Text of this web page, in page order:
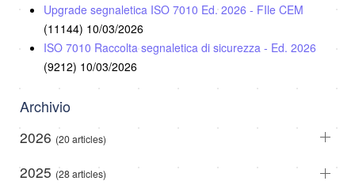
Upgrade segnaletica ISO 7010 Ed. 2026 - FIle CEM
(11144) 10/03/2026
ISO 7010 Raccolta segnaletica di sicurezza - Ed. 2026
(9212) 10/03/2026
Archivio
2026 (20 articles)
2025 (28 articles)